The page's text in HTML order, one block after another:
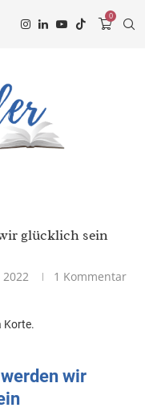
0
glücklich sein
2022 1 Kommentar
Korte.
wir